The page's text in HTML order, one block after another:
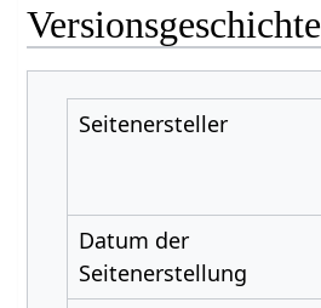
Versionsgeschichte
Seitenersteller
Datum der
Seitenerstellung